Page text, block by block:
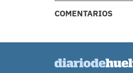
COMENTARIOS